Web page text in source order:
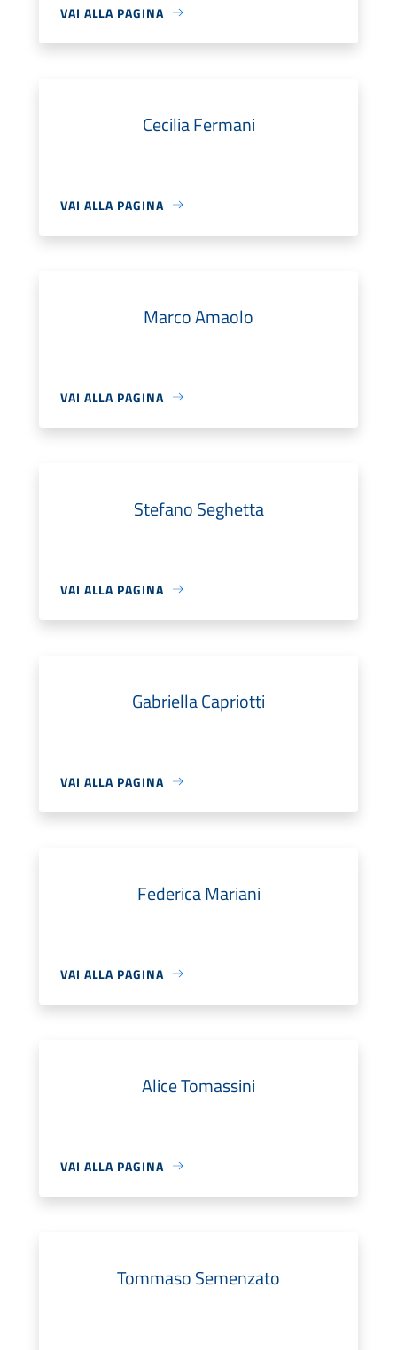
VAI ALLA PAGINA
Cecilia Fermani
VAI ALLA PAGINA
Marco Amaolo
VAI ALLA PAGINA
Stefano Seghetta
VAI ALLA PAGINA
Gabriella Capriotti
VAI ALLA PAGINA
Federica Mariani
VAI ALLA PAGINA
Alice Tomassini
VAI ALLA PAGINA
Tommaso Semenzato